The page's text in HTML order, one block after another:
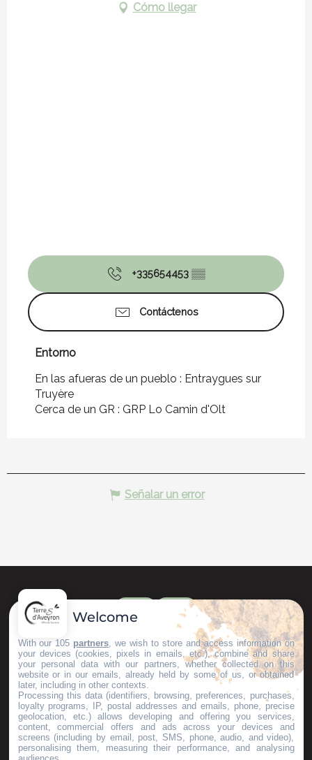
Cómo llegar
+335654453 ▒▒
Contáctenos
Entorno
Entorno
En las afueras de un pueblo : Entraygues sur
Truyère
Cerca de un GR : GRP Lo Camin d'Olt
Señalar un error
Welcome
With our 105 partners , we wish to store and access information on
your devices (cookies, pixels in emails, etc.), combine and share
your personal data with our partners, whether collected on this
website or in our emails, already held by some of us, or obtained
later, including in other contexts.
Processing this data (identifiers, browsing, preferences, purchases,
loyalty programs, IP, postal addresses and emails, phone, precise
geolocation, etc.) allows developing and offering you services,
content, commercial offers and ads across your devices and
screens (including by email, post, SMS, phone, audio, and video),
personalising them, measuring their performance, and analysing
audiences.